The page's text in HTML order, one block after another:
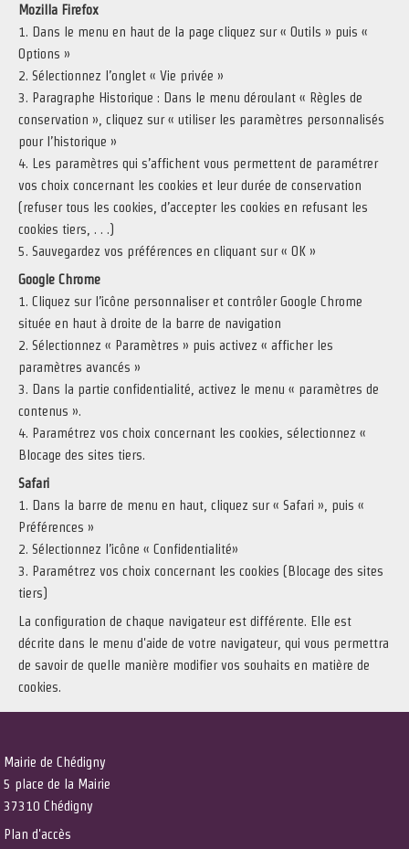
Mozilla Firefox
1. Dans le menu en haut de la page cliquez sur « Outils » puis «
Options »
2. Sélectionnez l’onglet « Vie privée »
3. Paragraphe Historique : Dans le menu déroulant « Règles de
conservation », cliquez sur « utiliser les paramètres personnalisés
pour l’historique »
4. Les paramètres qui s’affichent vous permettent de paramétrer
vos choix concernant les cookies et leur durée de conservation
(refuser tous les cookies, d’accepter les cookies en refusant les
cookies tiers, . . .)
5. Sauvegardez vos préférences en cliquant sur « OK »
Google Chrome
1. Cliquez sur l’icône personnaliser et contrôler Google Chrome
située en haut à droite de la barre de navigation
2. Sélectionnez « Paramètres » puis activez « afficher les
paramètres avancés »
3. Dans la partie confidentialité, activez le menu « paramètres de
contenus ».
4. Paramétrez vos choix concernant les cookies, sélectionnez «
Blocage des sites tiers.
Safari
1. Dans la barre de menu en haut, cliquez sur « Safari », puis «
Préférences »
2. Sélectionnez l’icône « Confidentialité»
3. Paramétrez vos choix concernant les cookies (Blocage des sites
tiers)
La configuration de chaque navigateur est différente. Elle est
décrite dans le menu d'aide de votre navigateur, qui vous permettra
de savoir de quelle manière modifier vos souhaits en matière de
cookies.
Mairie de Chédigny
5 place de la Mairie
37310 Chédigny
Plan d'accès